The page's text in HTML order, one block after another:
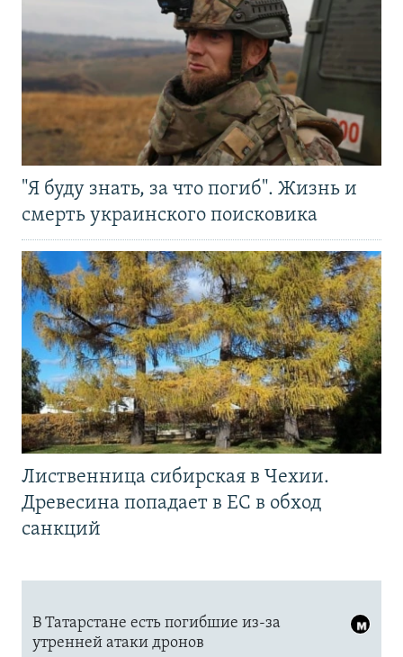
"Я буду знать, за что погиб". Жизнь и
смерть украинского поисковика
Лиственница сибирская в Чехии.
Древесина попадает в ЕС в обход
санкций